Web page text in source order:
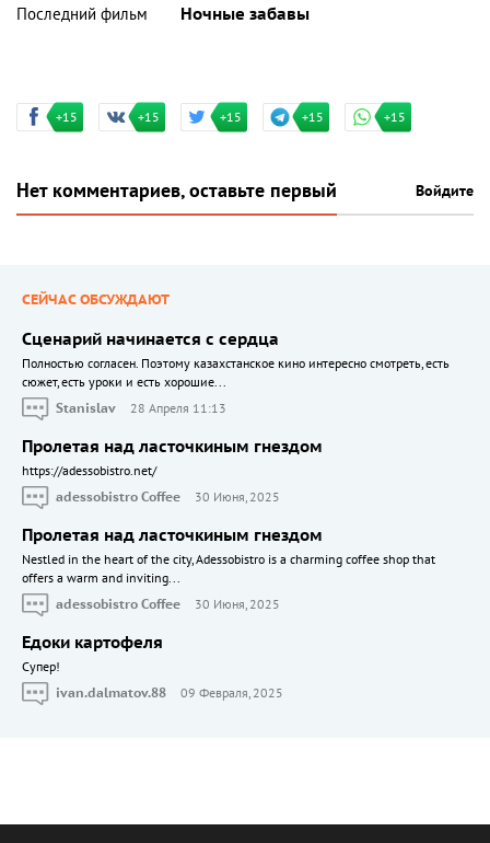
Последний фильм
Ночные забавы
+15 +15 +15 +15 +15
Нет комментариев, оставьте первый Войдите
СЕЙЧАС ОБСУЖДАЮТ
Сценарий начинается с сердца
Полностью согласен. Поэтому казахстанское кино интересно смотреть, есть
сюжет, есть уроки и есть хорошие...
Stanislav
28 Апреля 11:13
Пролетая над ласточкиным гнездом
https://adessobistro.net/
adessobistro Coffee
30 Июня, 2025
Пролетая над ласточкиным гнездом
Nestled in the heart of the city, Adessobistro is a charming coffee shop that
offers a warm and inviting...
adessobistro Coffee
30 Июня, 2025
Едоки картофеля
Cупер!
ivan.dalmatov.88
09 Февраля, 2025